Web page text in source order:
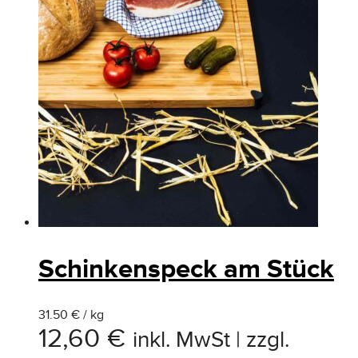
Schinkenspeck am Stück
31.50 € / kg
12,60 € inkl. MwSt | zzgl.